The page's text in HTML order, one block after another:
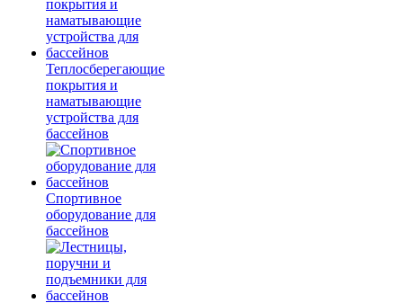
Теплосберегающие
покрытия и
наматывающие
устройства для
бассейнов
Спортивное
оборудование для
бассейнов